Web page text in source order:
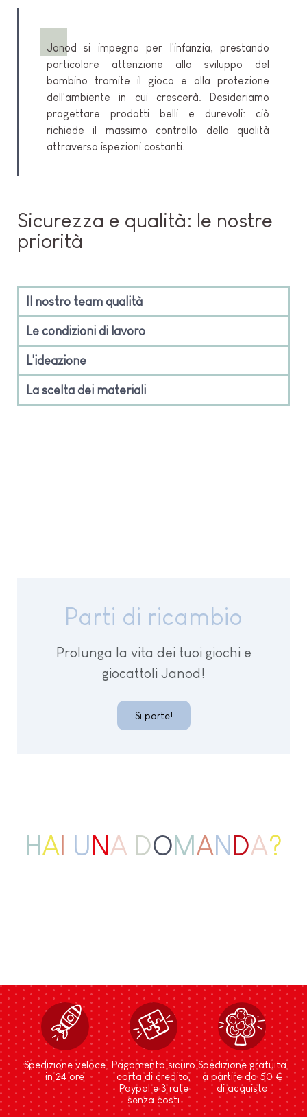
Janod si impegna per l'infanzia, prestando
particolare attenzione allo sviluppo del
bambino tramite il gioco e alla protezione
dell'ambiente in cui crescerà. Desideriamo
progettare prodotti belli e durevoli: ciò
richiede il massimo controllo della qualità
attraverso ispezioni costanti.
Sicurezza e qualità: le nostre
priorità
Il nostro team qualità
Le condizioni di lavoro
L'ideazione
La scelta dei materiali
Parti di ricambio
Prolunga la vita dei tuoi giochi e
giocattoli Janod!
Si parte!
HAI UNA DOMANDA?
Spedizione veloce
in 24 ore
Pagamento sicuro
carta di credito,
Paypal e 3 rate
senza costi
Spedizione gratuita
a partire da 50 €
di acquisto